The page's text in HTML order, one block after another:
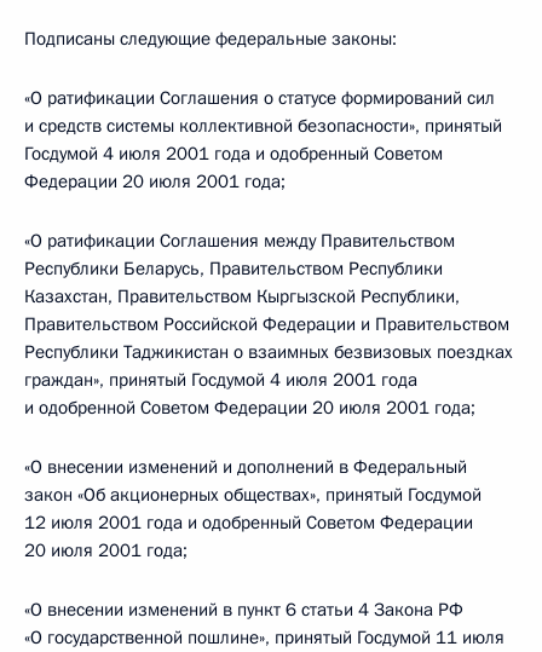
Подписаны следующие федеральные законы:
«О ратификации Соглашения о статусе формирований сил
и средств системы коллективной безопасности», принятый
Госдумой 4 июля 2001 года и одобренный Советом
Федерации 20 июля 2001 года;
«О ратификации Соглашения между Правительством
Республики Беларусь, Правительством Республики
Казахстан, Правительством Кыргызской Республики,
Правительством Российской Федерации и Правительством
Республики Таджикистан о взаимных безвизовых поездках
граждан», принятый Госдумой 4 июля 2001 года
и одобренной Советом Федерации 20 июля 2001 года;
«О внесении изменений и дополнений в Федеральный
закон «Об акционерных обществах», принятый Госдумой
12 июля 2001 года и одобренный Советом Федерации
20 июля 2001 года;
«О внесении изменений в пункт 6 статьи 4 Закона РФ
«О государственной пошлине», принятый Госдумой 11 июля